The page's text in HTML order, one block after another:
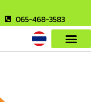
065-468-3583